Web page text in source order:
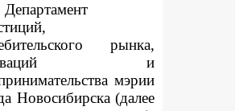
Департамент
рынка,
и
мэрии
Новосибирска (далее